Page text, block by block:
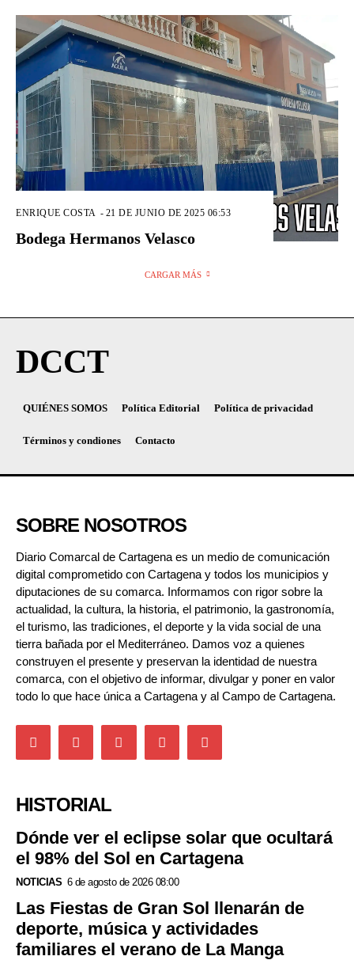
ENRIQUE COSTA - 21 DE JUNIO DE 2025 06:53
Bodega Hermanos Velasco
CARGAR MÁS
DCCT
QUIÉNES SOMOS Política Editorial Política de privacidad
Términos y condiones Contacto
SOBRE NOSOTROS
Diario Comarcal de Cartagena es un medio de comunicación
digital comprometido con Cartagena y todos los municipios y
diputaciones de su comarca. Informamos con rigor sobre la
actualidad, la cultura, la historia, el patrimonio, la gastronomía,
el turismo, las tradiciones, el deporte y la vida social de una
tierra bañada por el Mediterráneo. Damos voz a quienes
construyen el presente y preservan la identidad de nuestra
comarca, con el objetivo de informar, divulgar y poner en valor
todo lo que hace única a Cartagena y al Campo de Cartagena.
HISTORIAL
Dónde ver el eclipse solar que ocultará
el 98% del Sol en Cartagena
NOTICIAS 6 de agosto de 2026 08:00
Las Fiestas de Gran Sol llenarán de
deporte, música y actividades
familiares el verano de La Manga